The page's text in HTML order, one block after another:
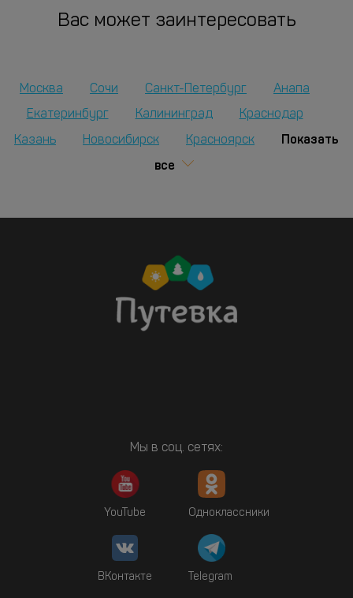
Вас может заинтересовать
Москва Сочи Санкт-Петербург
Анапа
Екатеринбург
Калининград Краснодар
Казань Новосибирск Красноярск
Показать
все
Мы в соц. сетях:
YouTube Одноклассники
ВКонтакте Telegram